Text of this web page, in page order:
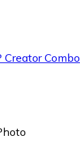
Creator Combo